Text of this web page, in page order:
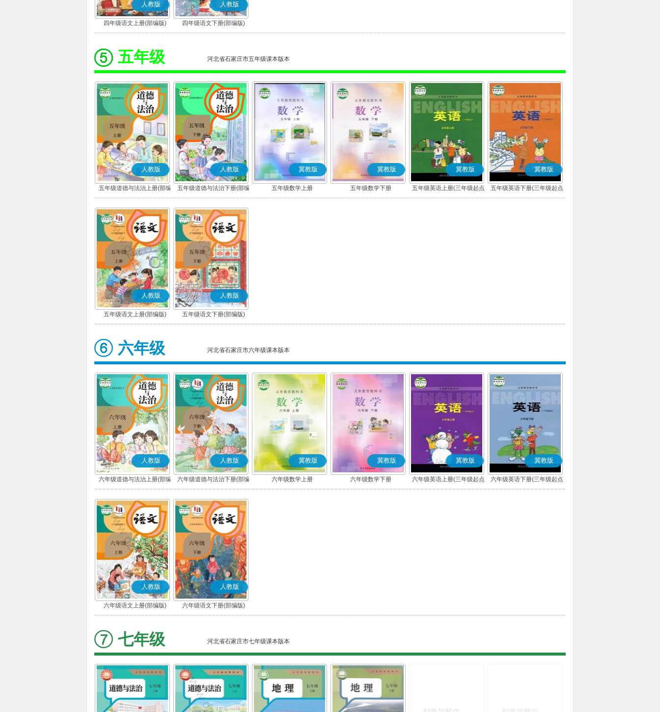
人教版
四年级语文上册(部编版)
人教版
四年级语文下册(部编版)
五年级 河北省石家庄市五年级课本版本
人教版
五年级道德与法治上册(部编
版)
人教版
五年级道德与法治下册(部编
版)
冀教版
五年级数学上册
冀教版
五年级数学下册
冀教版
五年级英语上册(三年级起点)
冀教版
五年级英语下册(三年级起点)
人教版
五年级语文上册(部编版)
人教版
五年级语文下册(部编版)
六年级 河北省石家庄市六年级课本版本
人教版
六年级道德与法治上册(部编
版)
人教版
六年级道德与法治下册(部编
版)
冀教版
六年级数学上册
冀教版
六年级数学下册
冀教版
六年级英语上册(三年级起点)
冀教版
六年级英语下册(三年级起点)
人教版
六年级语文上册(部编版)
人教版
六年级语文下册(部编版)
七年级 河北省石家庄市七年级课本版本